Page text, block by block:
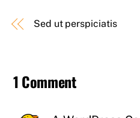
Sed ut perspiciatis
1 Comment